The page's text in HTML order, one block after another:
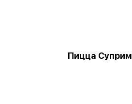
Пицца Суприм